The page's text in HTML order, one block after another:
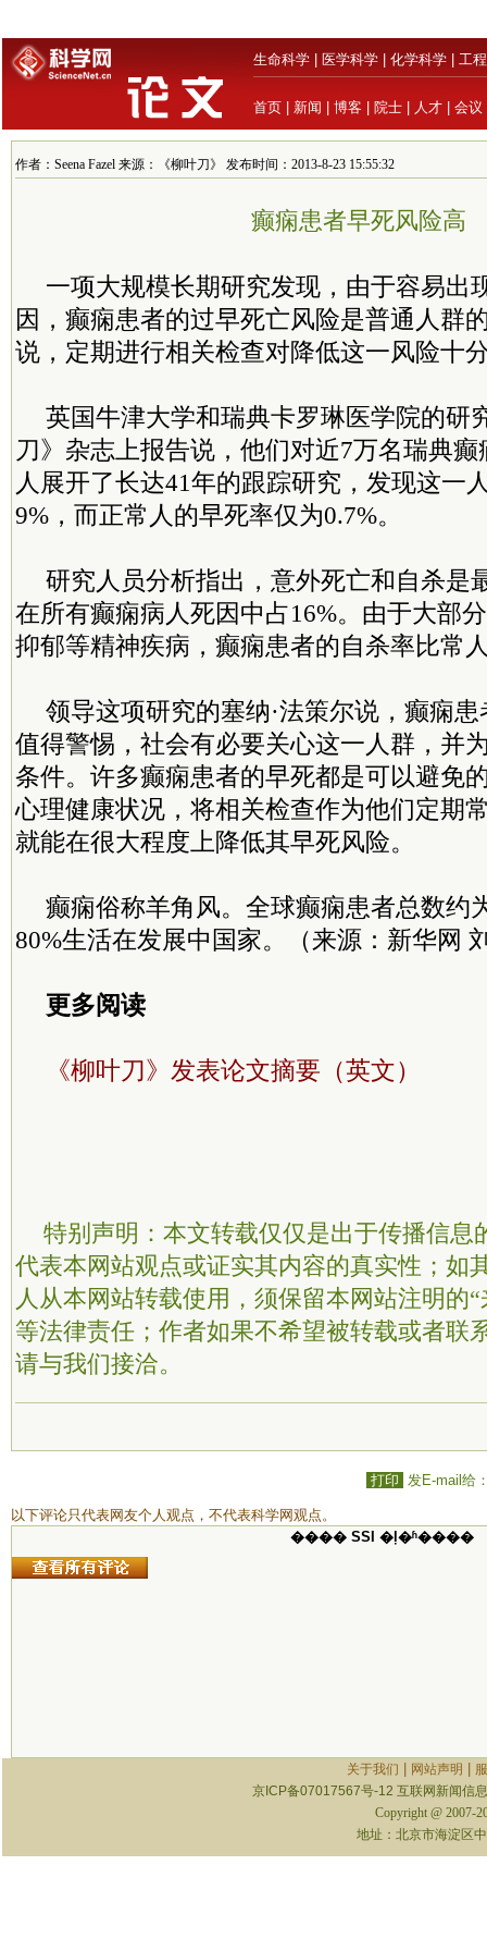
生命科学 医学科学 化学科学 工
首页 新闻 博客 院士 人才 会议
作者：Seena Fazel 来源：《柳叶刀》 发布时间：2013-8-23 15:55:32
癫痫患者早死风险高
一项大规模长期研究发现，由于容易出
因，癫痫患者的过早死亡风险是普通人群
说，定期进行相关检查对降低这一风险十
英国牛津大学和瑞典卡罗琳医学院的研
刀》杂志上报告说，他们对近7万名瑞典
人展开了长达41年的跟踪研究，发现这一
9%，而正常人的早死率仅为0.7%。
研究人员分析指出，意外死亡和自杀是
在所有癫痫病人死因中占16%。由于大部
抑郁等精神疾病，癫痫患者的自杀率比常
领导这项研究的塞纳·法策尔说，癫痫
值得警惕，社会有必要关心这一人群，并
条件。许多癫痫患者的早死都是可以避免
心理健康状况，将相关检查作为他们定期
就能在很大程度上降低其早死风险。
癫痫俗称羊角风。全球癫痫患者总数约
80%生活在发展中国家。（来源：新华网
更多阅读
《柳叶刀》发表论文摘要（英文）
特别声明：本文转载仅仅是出于传播信息
代表本网站观点或证实其内容的真实性；如
人从本网站转载使用，须保留本网站注明的
等法律责任；作者如果不希望被转载或者联
请与我们接洽。
打印 发E-mail给
以下评论只代表网友个人观点，不代表科学网观点。
���� SSI �ļ�ʱ����
关于我们 网站声明
京ICP备07017567号-12 互联网新闻信
Copyright @ 2007-
地址：北京市海淀区